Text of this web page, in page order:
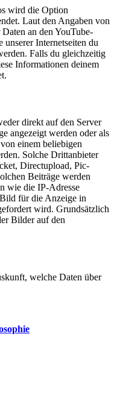
wird die Option
Laut den Angaben von
an den YouTube-
unserer Internetseiten du
Falls du gleichzeitig
Informationen deinem
direkt auf den Server
angezeigt werden oder als
einem beliebigen
Solche Drittanbieter
Directupload, Pic-
Beiträge werden
wie die IP-Adresse
für die Anzeige in
wird. Grundsätzlich
Bilder auf den
welche Daten über